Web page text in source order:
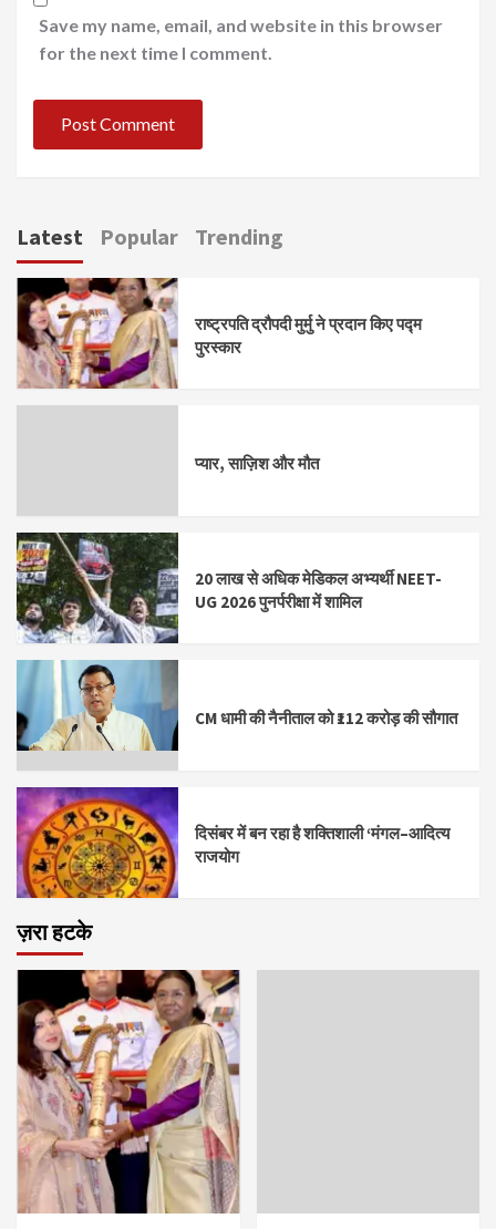
Save my name, email, and website in this browser
for the next time I comment.
Latest Popular Trending
राष्ट्रपति द्रौपदी मुर्मु ने प्रदान किए पद्म
पुरस्कार
प्यार, साज़िश और मौत
20 लाख से अधिक मेडिकल अभ्यर्थी NEET-
UG 2026 पुनर्परीक्षा में शामिल
CM धामी की नैनीताल को ₹112 करोड़ की सौगात
दिसंबर में बन रहा है शक्तिशाली ‘मंगल–आदित्य
राजयोग
ज़रा हटके